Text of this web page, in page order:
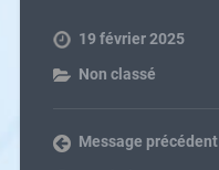
19 février 2025
Non classé
Message précédent